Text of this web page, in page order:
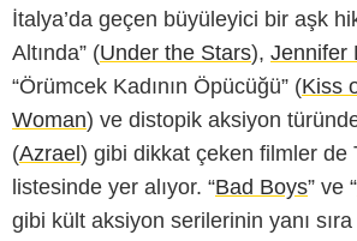
İtalya’da geçen büyüleyici bir aşk
Altında” (Under the Stars), Jennifer
“Örümcek Kadının Öpücüğü” (Kiss
Woman) ve distopik aksiyon
(Azrael ) gibi dikkat çeken filmler de
listesinde yer alıyor. “Bad Boys” ve “
gibi kült aksiyon serilerinin yanı sıra